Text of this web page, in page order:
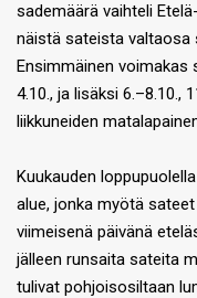
sademäärä vaihteli
näistä sateista valtaosa
Ensimmäinen voimakas
4.10., ja lisäksi 6.–8.10.,
liikkuneiden
Kuukauden
alue, jonka myötä
viimeisenä päivänä
jälleen runsaita sateita
tulivat pohjoisosiltaan